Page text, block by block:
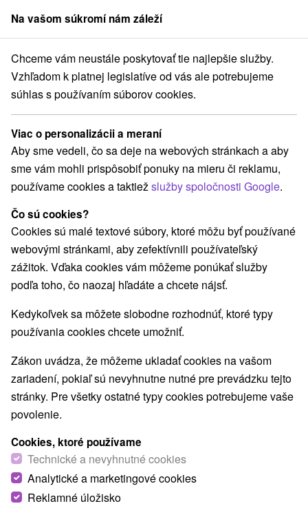
člen skupinySorger
Stredné Slovensko Žilinský kraj Zuberec Privát Torda Zuberec
Privát Torda Zuberec
Zuberec
REZERVÁCIA A VÝBER POBYTU
Kontaktujte priamo ubytovateľa.
Navigovať do miesta
O ZARIADENÍ VYBAVENIE
Na vašom súkromí nám záleží
Chceme vám neustále poskytovať tie najlepšie služby.
Vzhľadom k platnej legislatíve od vás ale potrebujeme
súhlas s používaním súborov cookies.
Viac o personalizácii a meraní
Aby sme vedeli, čo sa deje na webových stránkach a aby
sme vám mohli prispôsobiť ponuky na mieru či reklamu,
používame cookies a taktiežslužby spoločnosti Google.
Čo sú cookies?
Cookies sú malé textové súbory, ktoré môžu byť používané
webovými stránkami, aby zefektívnili používateľský
zážitok. Vďaka cookies vám môžeme ponúkať služby
podľa toho, čo naozaj hľadáte a chcete nájsť.
Kedykoľvek sa môžete slobodne rozhodnúť, ktoré typy
používania cookies chcete umožniť.
Zákon uvádza, že môžeme ukladať cookies na vašom
zariadení, pokiaľ sú nevyhnutne nutné pre prevádzku tejto
stránky. Pre všetky ostatné typy cookies potrebujeme vaše
povolenie.
Cookies, ktoré používame
Technické a nevyhnutné cookies
Analytické a marketingové cookies
Reklamné úložisko